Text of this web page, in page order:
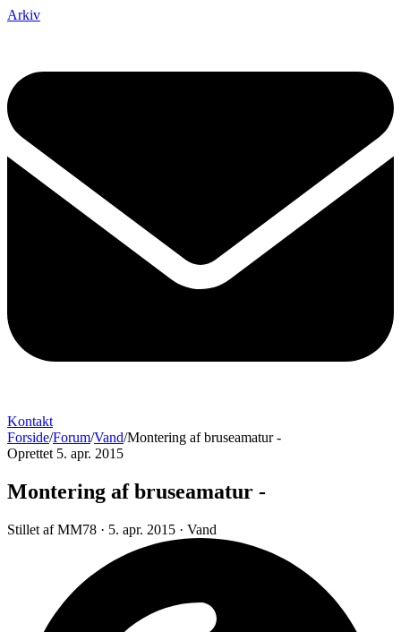
Arkiv
Kontakt
Forside/Forum/Vand/Montering af bruseamatur -
Oprettet 5. apr. 2015
Montering af bruseamatur -
Stillet afMM78 · 5. apr. 2015 · Vand